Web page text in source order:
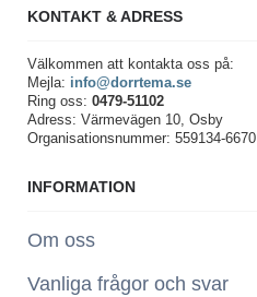
KONTAKT & ADRESS
Välkommen att kontakta oss på:
Mejla: info@dorrtema.se
Ring oss: 0479-51102
Adress: Värmevägen 10, Osby
Organisationsnummer: 559134-6670
INFORMATION
Om oss
Vanliga frågor och svar